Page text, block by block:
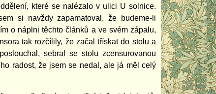
které se nalézalo v ulici U solnice.
si navždy zapamatoval, že budeme-li
o náplni těchto článků a ve svém zápalu,
tak rozčílily, že začal třískat do stolu a
sebral se stolu zcensurovanou
radost, že jsem se nedal, ale já měl celý